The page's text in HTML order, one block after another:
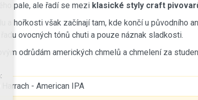
pale, ale řadí se mezi klasické styly craft
a hořkosti však začínají tam, kde končí u původního
ovocných tónů chuti a pouze náznak sladkosti.
odrůdám amerických chmelů a chmelení za
Harrach - American IPA